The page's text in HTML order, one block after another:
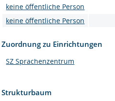
keine öffentliche Person
keine öffentliche Person
Zuordnung zu Einrichtungen
SZ Sprachenzentrum
Strukturbaum